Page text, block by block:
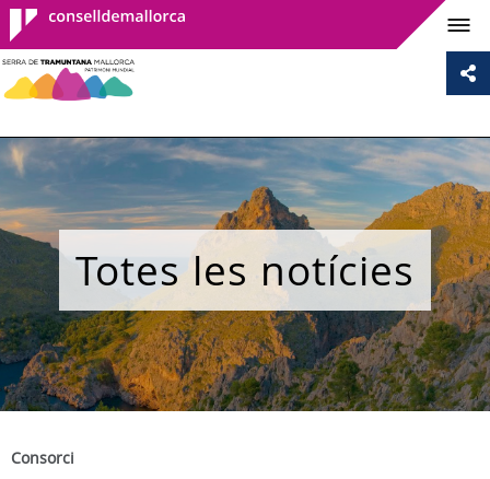
Consell de
Mallorca
Totes les notícies
Consorci